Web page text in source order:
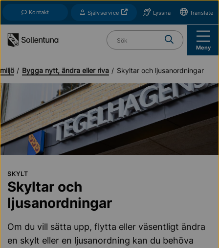
Kontakt SjälvserviceÖppnas i nytt fönsterLyssna Translate
Vad söker du?
Meny
Bygga nytt, ändra eller riva Skyltar och ljusanordningar
SKYLT
Skyltar och
ljusanordningar
Om du vill sätta upp, flytta eller väsentligt ändra
en skylt eller en ljusanordning kan du behöva